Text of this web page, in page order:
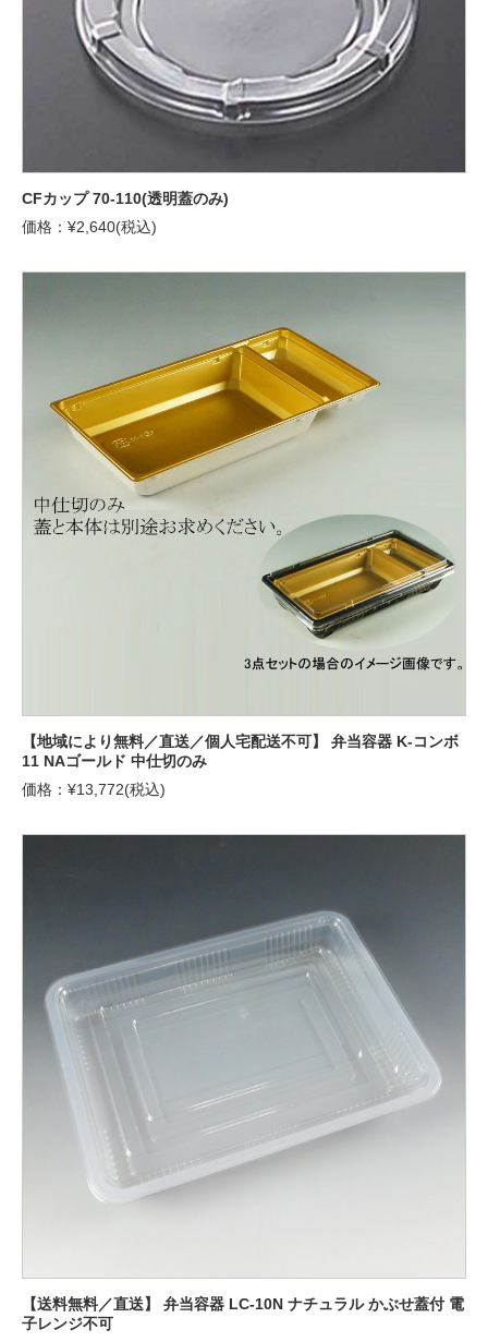
CFカップ 70-110(透明蓋のみ)
価格：¥2,640(税込)
【地域により無料／直送／個人宅配送不可】 弁当容器 K-コンボ
11 NAゴールド 中仕切のみ
価格：¥13,772(税込)
【送料無料／直送】 弁当容器 LC-10N ナチュラル かぶせ蓋付 電
子レンジ不可